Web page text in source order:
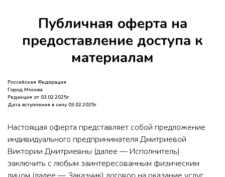
Публичная оферта на
предоставление доступа к
материалам
Российская Федерация
Город Москва
Редакция от 03.02.2025г
Дата вступления в силу 03.02.2025г
Настоящая оферта представляет собой предложение
индивидуального предпринимателя Дмитриевой
Виктории Дмитриевны (далее — Исполнитель)
заключить с любым заинтересованным физическим